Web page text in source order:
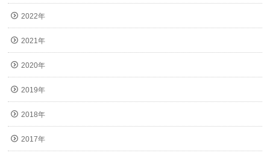
2022年
2021年
2020年
2019年
2018年
2017年